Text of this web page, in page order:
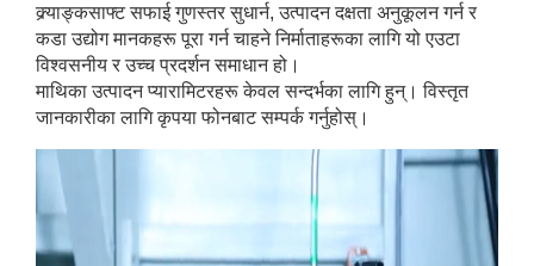
क्र्याङ्कसाफ्ट सफाई गुणस्तर सुधार्न, उत्पादन दक्षता अनुकूलन गर्न र
कडा उद्योग मानकहरू पूरा गर्न चाहने निर्माताहरूका लागि यो एउटा
विश्वसनीय र उच्च प्रदर्शन समाधान हो।
माथिका उत्पादन प्यारामिटरहरू केवल सन्दर्भका लागि हुन्। विस्तृत
जानकारीका लागि कृपया फोनबाट सम्पर्क गर्नुहोस्।